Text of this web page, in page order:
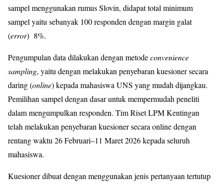
sampel menggunakan rumus Slovin, didapat total minimum
sampel yaitu sebanyak 100 responden dengan margin galat
(error) 8%.
Pengumpulan data dilakukan dengan metodeconvenience
sampling, yaitu dengan melakukan penyebaran kuesioner secara
daring (online) kepada mahasiswa UNS yang mudah dijangkau.
Pemilihan sampel dengan dasar untuk mempermudah peneliti
dalam mengumpulkan responden. Tim Riset LPM Kentingan
telah melakukan penyebaran kuesioner secara online dengan
rentang waktu 26 Februari–11 Maret 2026 kepada seluruh
mahasiswa.
Kuesioner dibuat dengan menggunakan jenis pertanyaan tertutup